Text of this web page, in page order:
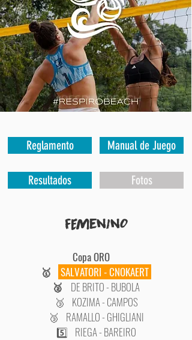
Reglamento Manual de Juego
Resultados Fotos
FEmeninO
​Copa ORO
🥇
SALVATORI - CNOKAERT
🥈
DE BRITO - BUBOLA
🥉 KOZIMA - CAMPOS
🥉 RAMALLO - GHIGLIANI
5️⃣ RIEGA - BAREIRO